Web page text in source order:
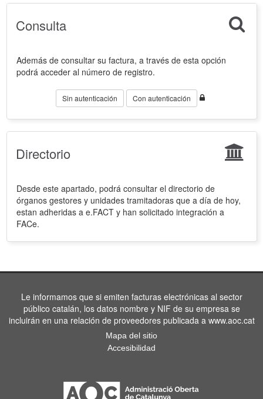
Consulta
Además de consultar su factura, a través de esta opción
podrá acceder al número de registro.
Sin autenticación Con autenticación
Directorio
Desde este apartado, podrá consultar el directorio de
órganos gestores y unidades tramitadoras que a día de hoy,
estan adheridas a e.FACT y han solicitado integración a
FACe.
Le informamos que si emiten facturas electrónicas al sector
público catalán, los datos nombre y NIF de su empresa se
incluirán en una relación de proveedores publicada a www.aoc.cat
Mapa del sitio
Accesibilidad